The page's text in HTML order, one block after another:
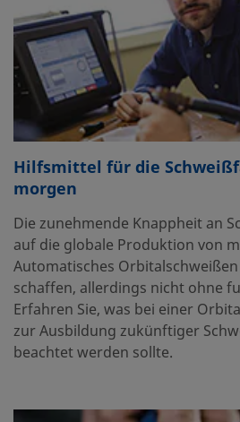
Hilfsmittel für die
morgen
Die zunehmende Knappheit an
auf die globale Produktion von
Automatisches
schaffen, allerdings nicht ohne
Erfahren Sie, was bei einer
zur Ausbildung zukünftiger
beachtet werden sollte.